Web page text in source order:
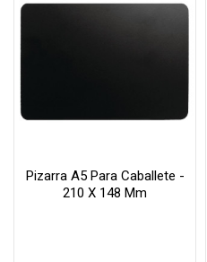
Pizarra A5 Para Caballete -
210 X 148 Mm